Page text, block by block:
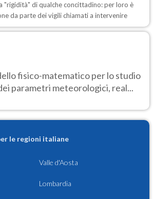
"rigidità" di qualche concittadino: per loro è
da parte dei vigili chiamati a intervenire
fisico-matematico per lo studio
parametri meteorologici, real...
le regioni italiane
Valle d'Aosta
Lombardia